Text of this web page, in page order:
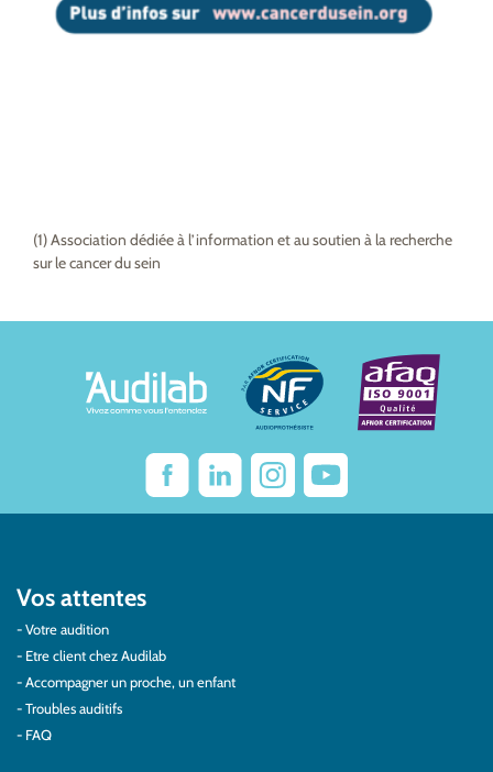
(1) Association dédiée à l’information et au soutien à la recherche
sur le cancer du sein
Vos attentes
Votre audition
Etre client chez Audilab
Accompagner un proche, un enfant
Troubles auditifs
FAQ